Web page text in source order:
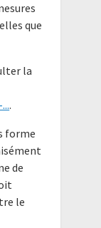
que
la
.
forme
de
le